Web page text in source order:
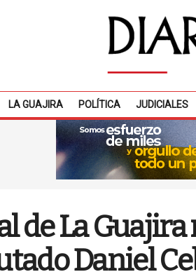
LA GUAJIRA POLÍTICA JUDICIALES
de La
Daniel